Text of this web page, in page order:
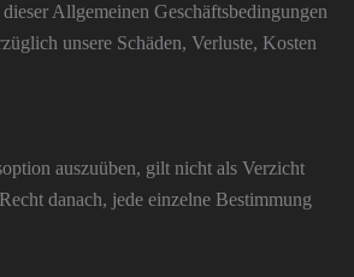
Allgemeinen Geschäftsbedingungen
unsere Schäden, Verluste, Kosten
auszuüben, gilt nicht als Verzicht
danach, jede einzelne Bestimmung